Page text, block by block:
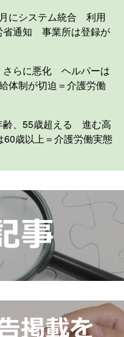
にシステム統合 利用
通知 事業所は登録が
さらに悪化 ヘルパーは
体制が切迫＝介護労働
齢、55歳超える 進む高
歳以上＝介護労働実態